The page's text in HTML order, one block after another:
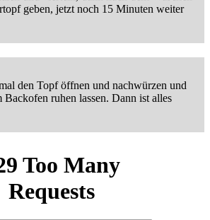
geben, jetzt noch 15 Minuten weiter
den Topf öffnen und nachwürzen und
Backofen ruhen lassen. Dann ist alles